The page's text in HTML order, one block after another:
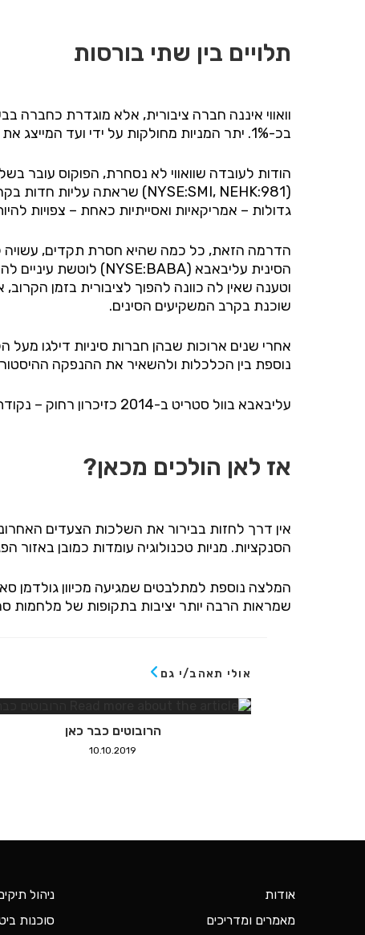
תלויים בין שתי בורסות
בכ-1%. יתר המניות מחולקות על ידי ועד המייצג את העובדים (הסינים בלבד) כתגמול על ביצועים.
הודות לעובדה שוואווי לא נסחרת, הפוקוס עובר
(NYSE:SMI, NEHK:981) שראתה עליות חדות בקרב המשקיעים הסינים, או
גדולות – אמריקאיות ואסייתיות כאחת – צפויות
הדרמה הזאת, כל כמה שהיא חסרת תקדים, עשויה
הסינית עליבאבא (NYSE:BABA
וטענה שאין לה כוונה להפוך לציבורית בזמן
שוכנת בקרב המשקיעים הסינים.
אחרי שנים ארוכות שבהן חברות סיניות דילגו
נוספת בין הכלכלות ולהשאיר את ההנפקה
עליבאבא בוול סטריט ב-2014 כזיכרון רחוק – נקודת ציון של שילוב זרועות טכנולוגי וכלכלי בין ארה"ב וסין – כזאת שלא תחזור בקרוב.
אז לאן הולכים מכאן?
אין דרך לחזות בבירור את השלכות הצעדים
הסנקציות. מניות טכנולוגיה עומדות כמובן באזור
המלצה נוספת למתלבטים שמגיעה מכיוון גולדמן
שמראות הרבה יותר יציבות בתקופות של מלחמות
אולי תאהב/י גם
הרובוטים כבר כאן
10.10.2019
אודות
מאמרים ומדריכים
ניהול
סוכנות